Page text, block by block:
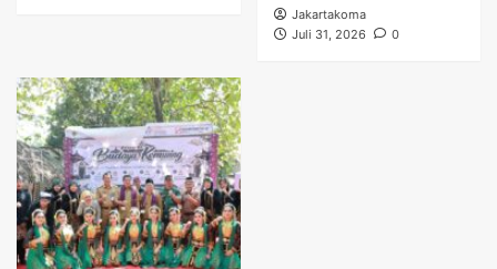
Jakartakoma
Juli 31, 2026
0